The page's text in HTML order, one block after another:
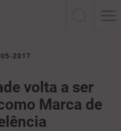
2017
volta a ser
Marca de